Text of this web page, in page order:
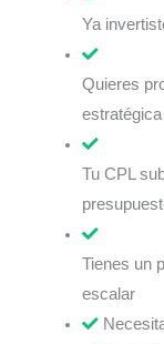
Ya
Quieres
estratégica
Tu CPL
Tienes un
escalar